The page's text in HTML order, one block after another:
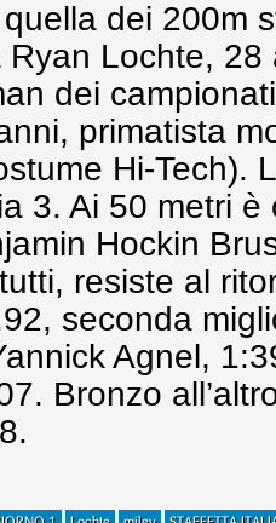
dei 200m
Ryan Lochte,
dei
primatista
Hi-Tech).
3. Ai 50 metri
Hockin
resiste al
seconda
Agnel,
Bronzo